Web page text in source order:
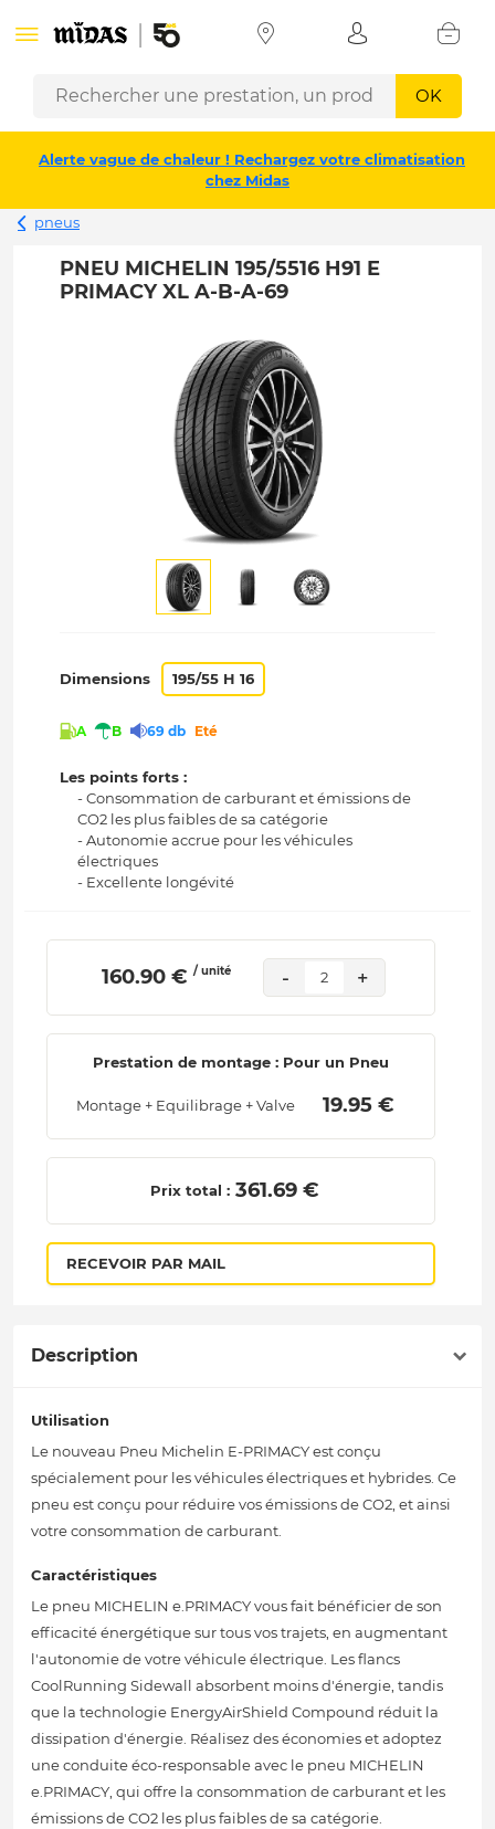
OK
Alerte vague de chaleur ! Rechargez votre climatisation
chez Midas
pneus
PNEU MICHELIN 195/5516 H91 E
PRIMACY XL A-B-A-69
Dimensions 195/55 H 16
A B 69 db Eté
Les points forts :
- Consommation de carburant et émissions de
CO2 les plus faibles de sa catégorie
- Autonomie accrue pour les véhicules
électriques
- Excellente longévité
160.90 € / unité - 2 +
Prestation de montage : Pour un Pneu
Montage + Equilibrage + Valve 19.95 €
Prix total : 361.69 €
RECEVOIR PAR MAIL
Description
Utilisation
Le nouveau Pneu Michelin E-PRIMACY est conçu
spécialement pour les véhicules électriques et hybrides. Ce
pneu est conçu pour réduire vos émissions de CO2, et ainsi
votre consommation de carburant.
Caractéristiques
Le pneu MICHELIN e.PRIMACY vous fait bénéficier de son
efficacité énergétique sur tous vos trajets, en augmentant
l'autonomie de votre véhicule électrique. Les flancs
CoolRunning Sidewall absorbent moins d'énergie, tandis
que la technologie EnergyAirShield Compound réduit la
dissipation d'énergie. Réalisez des économies et adoptez
une conduite éco-responsable avec le pneu MICHELIN
e.PRIMACY, qui offre la consommation de carburant et les
émissions de CO2 les plus faibles de sa catégorie.